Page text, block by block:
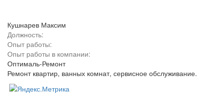
Кушнарев Максим
Должность:
Опыт работы:
Опыт работы в компании:
Оптималь-Ремонт
Ремонт квартир, ванных комнат, сервисное обслуживание.